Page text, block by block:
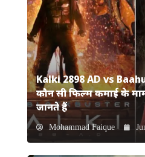
Kalki 2898 AD vs
कौन सी फिल्म कमाई के
जानते हैं
Mohammad Faique